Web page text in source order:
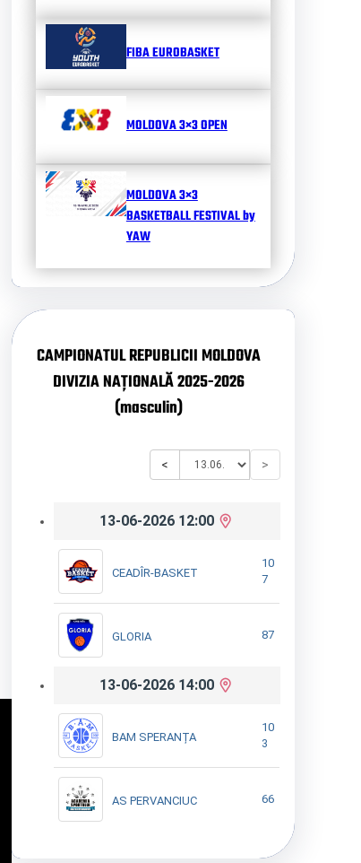
FIBA EUROBASKET
MOLDOVA 3×3 OPEN
MOLDOVA 3×3
BASKETBALL FESTIVAL by
YAW
CAMPIONATUL REPUBLICII MOLDOVA
DIVIZIA NAȚIONALĂ 2025-2026
(masculin)
< >
13-06-2026 12:00
CEADÎR-BASKET
10
7
GLORIA 87
13-06-2026 14:00
BAM SPERANȚA
10
3
AS PERVANCIUC 66